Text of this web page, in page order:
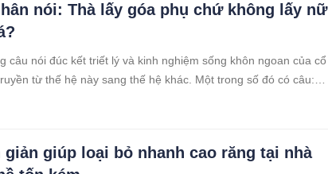
nói: Thà lấy góa phụ chứ không lấy nữ
câu nói đúc kết triết lý và kinh nghiệm sống khôn ngoan của cổ
từ thế hệ này sang thế hệ khác. Một trong số đó có câu:
giản giúp loại bỏ nhanh cao răng tại nhà